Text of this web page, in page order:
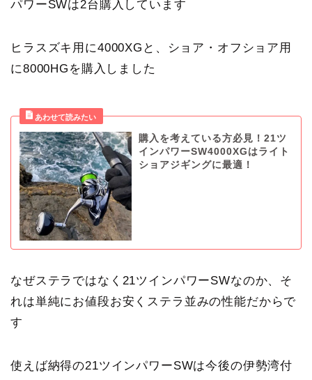
パワーSWは2台購入しています
ヒラスズキ用に4000XGと、ショア・オフショア用
に8000HGを購入しました
購入を考えている方必見！21ツ
インパワーSW4000XGはライト
ショアジギングに最適！
なぜステラではなく21ツインパワーSWなのか、そ
れは単純にお値段お安くステラ並みの性能だからで
す
使えば納得の21ツインパワーSWは今後の伊勢湾付